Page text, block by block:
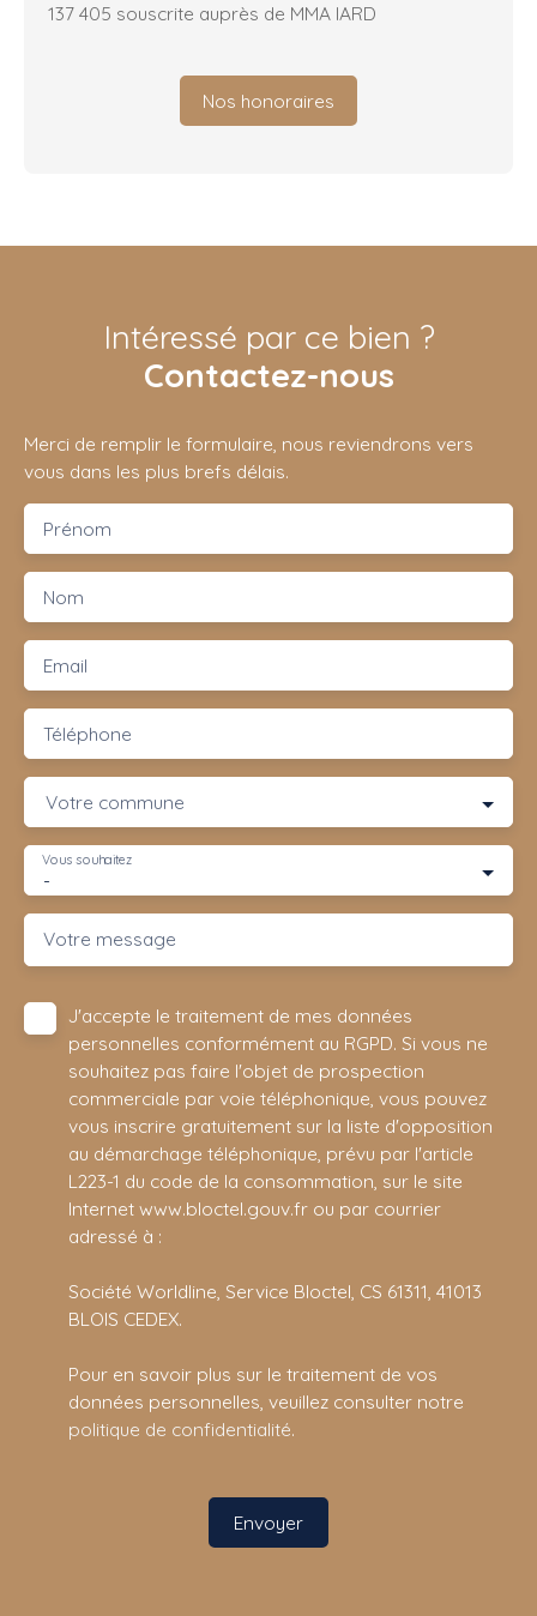
137 405 souscrite auprès de MMA IARD
Nos honoraires
Intéressé par ce bien ?
Contactez-nous
Merci de remplir le formulaire, nous reviendrons vers
vous dans les plus brefs délais.
Prénom
Nom
Email
Téléphone
Votre commune
-
Vous souhaitez
Votre message
J'accepte le traitement de mes données
personnelles conformément au RGPD. Si vous ne
souhaitez pas faire l'objet de prospection
commerciale par voie téléphonique, vous pouvez
vous inscrire gratuitement sur la liste d'opposition
au démarchage téléphonique, prévu par l'article
L223-1 du code de la consommation, sur le site
Internet www.bloctel.gouv.fr ou par courrier
adressé à :
Société Worldline, Service Bloctel, CS 61311, 41013
BLOIS CEDEX.
Pour en savoir plus sur le traitement de vos
données personnelles, veuillez consulter notre
politique de confidentialité.
Envoyer